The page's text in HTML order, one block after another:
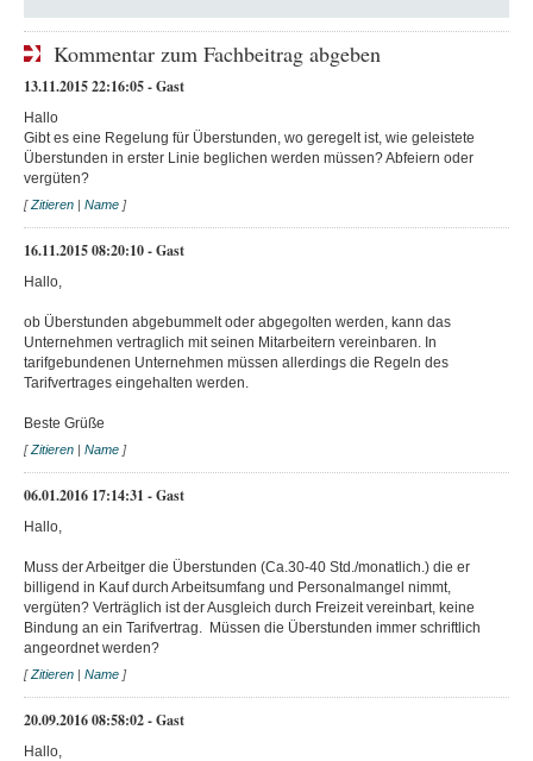
Kommentar zum Fachbeitrag abgeben
13.11.2015 22:16:05 - Gast
Hallo
Gibt es eine Regelung für Überstunden, wo geregelt ist, wie geleistete
Überstunden in erster Linie beglichen werden müssen? Abfeiern oder
vergüten?
[Zitieren | Name ]
16.11.2015 08:20:10 - Gast
Hallo,
ob Überstunden abgebummelt oder abgegolten werden, kann das
Unternehmen vertraglich mit seinen Mitarbeitern vereinbaren. In
tarifgebundenen Unternehmen müssen allerdings die Regeln des
Tarifvertrages eingehalten werden.
Beste Grüße
[Zitieren | Name ]
06.01.2016 17:14:31 - Gast
Hallo,
Muss der Arbeitger die Überstunden (Ca.30-40 Std./monatlich.) die er
billigend in Kauf durch Arbeitsumfang und Personalmangel nimmt,
vergüten? Verträglich ist der Ausgleich durch Freizeit vereinbart, keine
Bindung an ein Tarifvertrag. Müssen die Überstunden immer schriftlich
angeordnet werden?
[Zitieren | Name ]
20.09.2016 08:58:02 - Gast
Hallo,